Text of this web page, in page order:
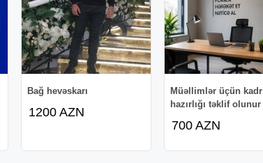
Bağ hevəskarı
1200 AZN
Müəllimlər üçün kadr
hazırlığı təklif olunur
700 AZN